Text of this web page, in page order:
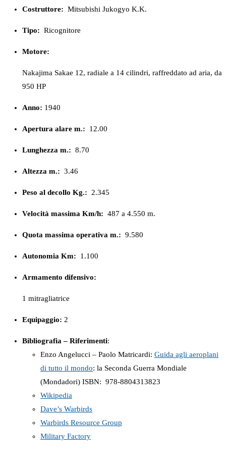
Costruttore: Mitsubishi Jukogyo K.K.
Tipo: Ricognitore
Motore:
Nakajima Sakae 12, radiale a 14 cilindri, raffreddato ad aria, da
950 HP
Anno: 1940
Apertura alare m.: 12.00
Lunghezza m.: 8.70
Altezza m.: 3.46
Peso al decollo Kg.: 2.345
Velocità massima Km/h: 487 a 4.550 m.
Quota massima operativa m.: 9.580
Autonomia Km: 1.100
Armamento difensivo:
1 mitragliatrice
Equipaggio: 2
Bibliografia – Riferimenti:
Enzo Angelucci – Paolo Matricardi: Guida agli aeroplani
di tutto il mondo: la Seconda Guerra Mondiale
(Mondadori) ISBN: ‎ 978-8804313823
Wikipedia
Dave’s Warbirds
Warbirds Resource Group
Military Factory